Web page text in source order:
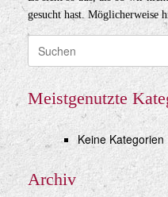
gesucht hast. Möglicherweise
Suche
nach:
Meistgenutzte
Keine Kategorien
Archiv